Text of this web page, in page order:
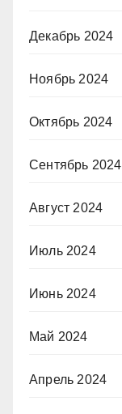
Декабрь 2024
Ноябрь 2024
Октябрь 2024
Сентябрь 2024
Август 2024
Июль 2024
Июнь 2024
Май 2024
Апрель 2024